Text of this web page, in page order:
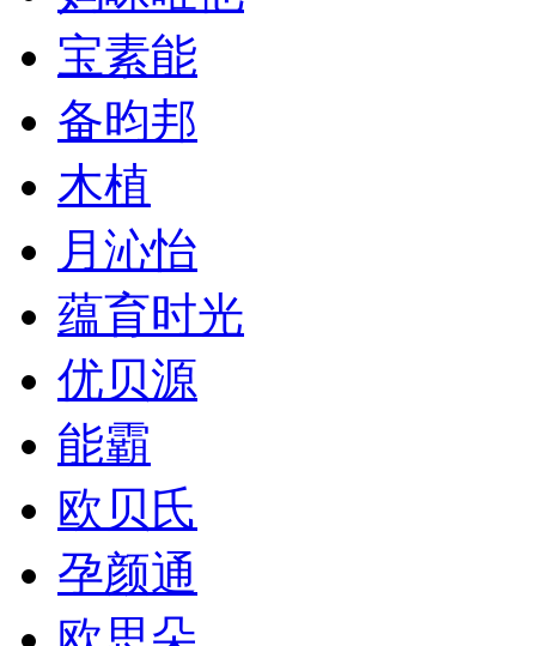
宝素能
备昀邦
木植
月沁怡
蕴育时光
优贝源
能霸
欧贝氏
孕颜通